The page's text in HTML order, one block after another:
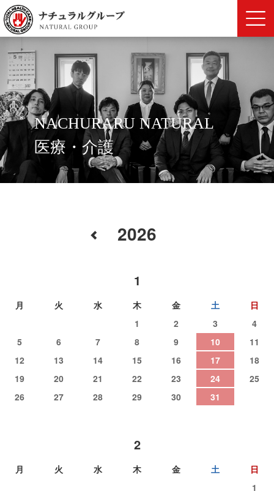
NACHURARU NATURAL
医療・介護
2026
1
月 火 水 木 金 土
日
1
2 3
4
5
6 7 8 9 10
11
12
13 14 15 16 17
18
19
20 21 22 23 24
25
26
27 28 29 30 31
2
月 火 水 木 金 土
日
1